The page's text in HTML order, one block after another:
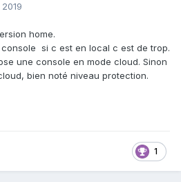
home.
si c est en local c est de trop.
une console en mode cloud. Sinon
bien noté niveau protection.
1